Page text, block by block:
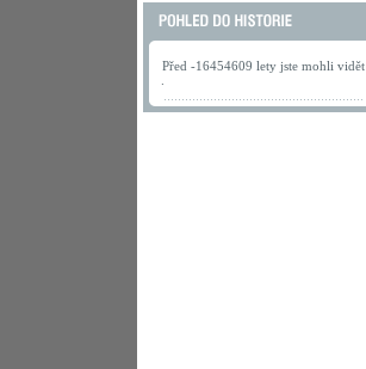
Před -16454609 lety jste mohli vidět